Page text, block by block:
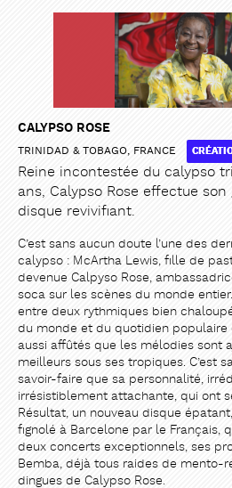
CALYPSO ROSE
TRINIDAD & TOBAGO, FRANCE
Reine incontestée du calypso
ans, Calypso Rose effectue
disque revivifiant.
C’est sans aucun doute l’une des
calypso : McArtha Lewis, fille de
devenue Calpyso Rose,
soca sur les scènes du monde
entre deux rythmiques bien
du monde et du quotidien populaire
aussi affûtés que les mélodies sont
meilleurs sous ses tropiques. C’est
savoir-faire que sa personnalité,
irrésistiblement attachante, qui ont
Résultat, un nouveau disque
fignolé à Barcelone par le Français,
deux concerts exceptionnels, ses
Bemba, déjà tous raides de mento-
dingues de Calypso Rose.